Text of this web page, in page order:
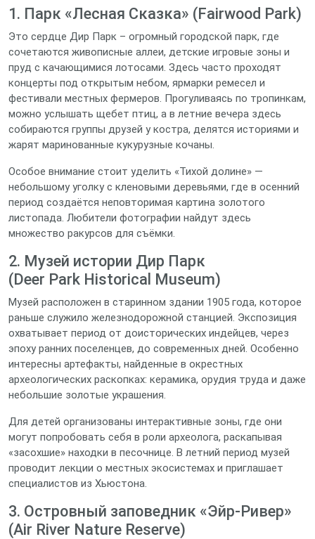
1. Парк «Лесная Сказка» (Fairwood Park)
Это сердце Дир Парк – огромный городской парк, где
сочетаются живописные аллеи, детские игровые зоны и
пруд с качающимися лотосами. Здесь часто проходят
концерты под открытым небом, ярмарки ремесел и
фестивали местных фермеров. Прогуливаясь по тропинкам,
можно услышать щебет птиц, а в летние вечера здесь
собираются группы друзей у костра, делятся историями и
жарят маринованные кукурузные кочаны.
Особое внимание стоит уделить «Тихой долине» —
небольшому уголку с кленовыми деревьями, где в осенний
период создаётся неповторимая картина золотого
листопада. Любители фотографии найдут здесь
множество ракурсов для съёмки.
2. Музей истории Дир Парк
(Deer Park Historical Museum)
Музей расположен в старинном здании 1905 года, которое
раньше служило железнодорожной станцией. Экспозиция
охватывает период от доисторических индейцев, через
эпоху ранних поселенцев, до современных дней. Особенно
интересны артефакты, найденные в окрестных
археологических раскопках: керамика, орудия труда и даже
небольшие золотые украшения.
Для детей организованы интерактивные зоны, где они
могут попробовать себя в роли археолога, раскапывая
«засохшие» находки в песочнице. В летний период музей
проводит лекции о местных экосистемах и приглашает
специалистов из Хьюстона.
3. Островный заповедник «Эйр‑Ривер»
(Air River Nature Reserve)